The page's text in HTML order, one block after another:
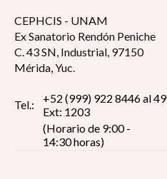
CEPHCIS - UNAM
Ex Sanatorio Rendón Peniche
C. 43 SN, Industrial, 97150
Mérida, Yuc.
Tel.:
+52 (999) 922 8446 al 49
Ext: 1203
(Horario de 9:00 -
14:30 horas)